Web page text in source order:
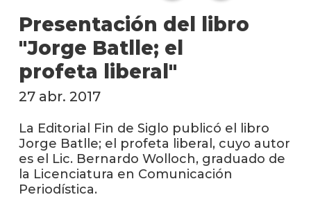
Presentación del libro
"Jorge Batlle; el
profeta liberal"
27 abr. 2017
La Editorial Fin de Siglo publicó el libro
Jorge Batlle; el profeta liberal, cuyo autor
es el Lic. Bernardo Wolloch, graduado de
la Licenciatura en Comunicación
Periodística.